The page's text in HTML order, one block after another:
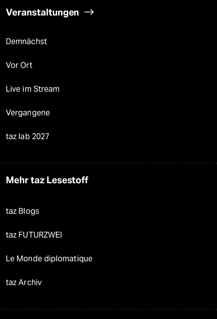
Veranstaltungen
Demnächst
Vor Ort
Live im Stream
Vergangene
taz lab 2027
Mehr taz Lesestoff
taz Blogs
taz FUTURZWEI
Le Monde diplomatique
taz Archiv